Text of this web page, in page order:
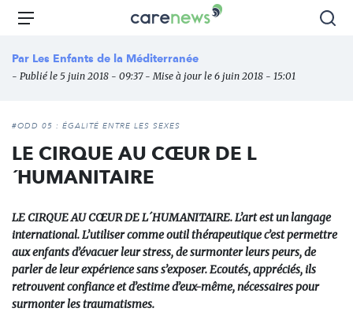
Aller
principal
Carenews,
média
des
l'engagement
Menu
Par Les Enfants de la Méditerranée
- Publié le 5 juin 2018 - 09:37 - Mise à jour le 6 juin 2018 - 15:01
#ODD 05 : ÉGALITÉ ENTRE LES SEXES
LE CIRQUE AU CŒUR DE L
´HUMANITAIRE
LE CIRQUE AU CŒUR DE L´HUMANITAIRE. L’art est un langage
international. L’utiliser comme outil thérapeutique c’est permettre
aux enfants d’évacuer leur stress, de surmonter leurs peurs, de
parler de leur expérience sans s’exposer. Ecoutés, appréciés, ils
retrouvent confiance et d’estime d’eux-même, nécessaires pour
surmonter les traumatismes.